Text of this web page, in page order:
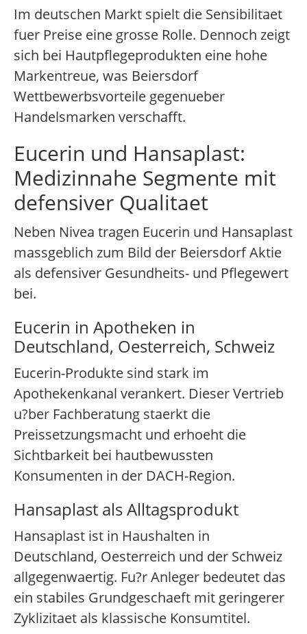
Im deutschen Markt spielt die Sensibilitaet
fuer Preise eine grosse Rolle. Dennoch zeigt
sich bei Hautpflegeprodukten eine hohe
Markentreue, was Beiersdorf
Wettbewerbsvorteile gegenueber
Handelsmarken verschafft.
Eucerin und Hansaplast:
Medizinnahe Segmente mit
defensiver Qualitaet
Neben Nivea tragen Eucerin und Hansaplast
massgeblich zum Bild der Beiersdorf Aktie
als defensiver Gesundheits- und Pflegewert
bei.
Eucerin in Apotheken in
Deutschland, Oesterreich, Schweiz
Eucerin-Produkte sind stark im
Apothekenkanal verankert. Dieser Vertrieb
u?ber Fachberatung staerkt die
Preissetzungsmacht und erhoeht die
Sichtbarkeit bei hautbewussten
Konsumenten in der DACH-Region.
Hansaplast als Alltagsprodukt
Hansaplast ist in Haushalten in
Deutschland, Oesterreich und der Schweiz
allgegenwaertig. Fu?r Anleger bedeutet das
ein stabiles Grundgeschaeft mit geringerer
Zyklizitaet als klassische Konsumtitel.